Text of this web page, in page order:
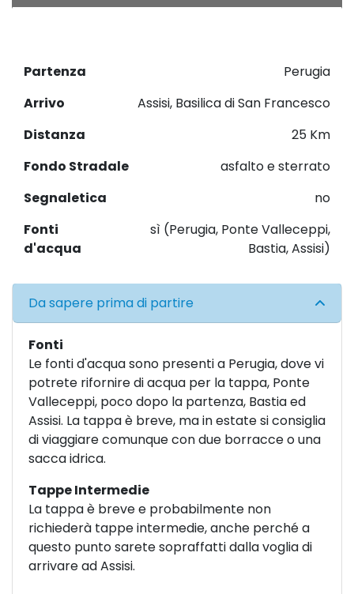
Partenza
Perugia
Arrivo
Assisi, Basilica di San Francesco
Distanza
25 Km
Fondo Stradale
asfalto e sterrato
Segnaletica
no
Fonti
d'acqua
sì (Perugia, Ponte Valleceppi,
Bastia, Assisi)
Da sapere prima di partire
Fonti
Le fonti d'acqua sono presenti a Perugia, dove vi
potrete rifornire di acqua per la tappa, Ponte
Valleceppi, poco dopo la partenza, Bastia ed
Assisi. La tappa è breve, ma in estate si consiglia
di viaggiare comunque con due borracce o una
sacca idrica.
Tappe Intermedie
La tappa è breve e probabilmente non
richiederà tappe intermedie, anche perché a
questo punto sarete sopraffatti dalla voglia di
arrivare ad Assisi.